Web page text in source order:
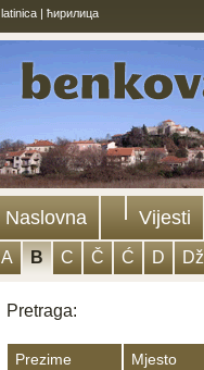
latinica| ћирилица
Naslovna Vijesti
A B C Č Ć D Dž
Pretraga:
Prezime Mjesto